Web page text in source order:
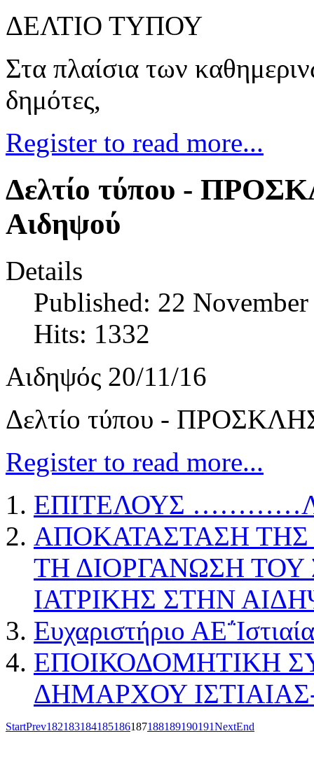
ΔΕΛΤΙΟ ΤΥΠΟΥ
Στα πλαίσια των
δημότες,
Register to read more...
Δελτίο τύπου -
Αιδηψού
Details
Published: 22
Hits: 1332
Αιδηψός 20/11/16
Δελτίο τύπου -
Register to read more...
ΕΠΙΤΕΛΟΥΣ
ΑΠΟΚΑΤΑΣΤΑΣΗ ΤΗΣ
ΤΗ ΔΙΟΡΓΑΝΩΣΗ
ΙΑΤΡΙΚΗΣ ΣΤΗΝ
Eυχαριστήριο
ΕΠΟΙΚΟΔΟΜΗΤΙΚΗ
ΔΗΜΑΡΧΟΥ
StartPrev182183184185186187188189190191NextEnd